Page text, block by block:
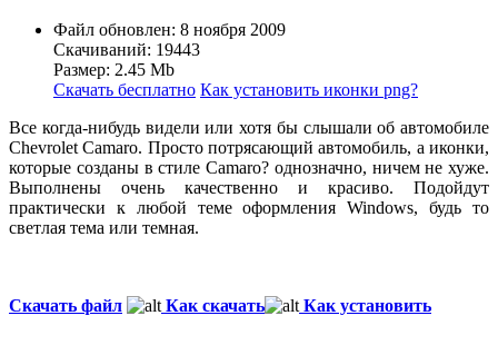
Файл обновлен: 8 ноября 2009
Скачиваний: 19443
Размер: 2.45 Mb
Скачать бесплатно Как установить иконки png?
Все когда-нибудь видели или хотя бы слышали об автомобиле
Chevrolet Camaro. Просто потрясающий автомобиль, а иконки,
которые созданы в стиле Camaro? однозначно, ничем не хуже.
Выполнены очень качественно и красиво. Подойдут
практически к любой теме оформления Windows, будь то
светлая тема или темная.
Скачать файл Как скачать Как установить